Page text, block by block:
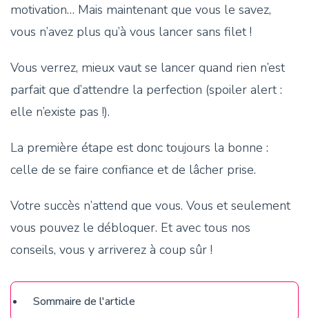
motivation… Mais maintenant que vous le savez,
vous n’avez plus qu’à vous lancer sans filet !
Vous verrez, mieux vaut se lancer quand rien n’est
parfait que d’attendre la perfection (spoiler alert :
elle n’existe pas !).
La première étape est donc toujours la bonne :
celle de se faire confiance et de lâcher prise.
Votre succès n’attend que vous. Vous et seulement
vous pouvez le débloquer. Et avec tous nos
conseils, vous y arriverez à coup sûr !
Sommaire